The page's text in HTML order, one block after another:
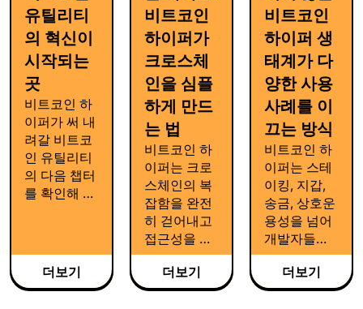
adoption.
유틸리티
의 혁신이
시작되는
곳
비트코인 하
이퍼가 써 내
려갈 비트코
인 유틸리티
의 다음 챕터
를 확인해 보
라는 본질을
지키면서 유
더보기
비트코인
하이퍼가
크로스체
인을 심플
하게 만드
는 법
비트코인 하
이퍼는 크로
스체인의 복
잡함을 완전
히 걷어내고
접근성을 극
대화하여, 서
로 다른 블록
체인 생태계
더보기
비트코인
하이퍼 생
태계가 다
양한 사용
사례를 이
끄는 방식
비트코인 하
이퍼는 스테
이킹, 지갑,
송금, 상호운
용성을 넘어
개발자들의
애플리케이
션까지 모두
수용할 수 있
더보기